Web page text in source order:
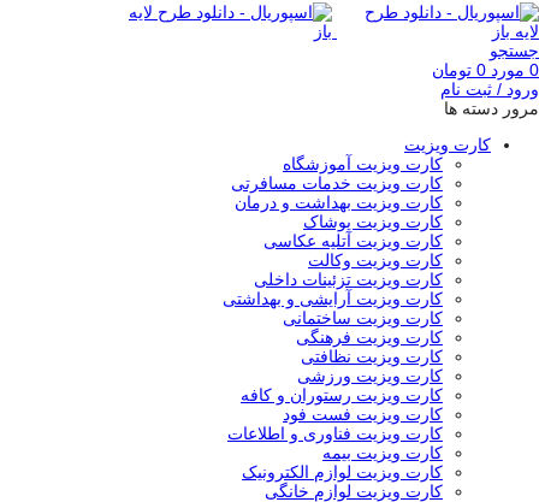
جستجو
0 مورد 0 تومان
ورود / ثبت نام
مرور دسته ها
کارت ویزیت
کارت ویزیت آموزشگاه
کارت ویزیت خدمات مسافرتی
کارت ویزیت بهداشت و درمان
کارت ویزیت پوشاک
کارت ویزیت آتلیه عکاسی
کارت ویزیت وکالت
کارت ویزیت تزئینات داخلی
کارت ویزیت آرایشی و بهداشتی
کارت ویزیت ساختمانی
کارت ویزیت فرهنگی
کارت ویزیت نظافتی
کارت ویزیت ورزشی
کارت ویزیت رستوران و کافه
کارت ویزیت فست فود
کارت ویزیت فناوری و اطلاعات
کارت ویزیت بیمه
کارت ویزیت لوازم الکترونیک
کارت ویزیت لوازم خانگی